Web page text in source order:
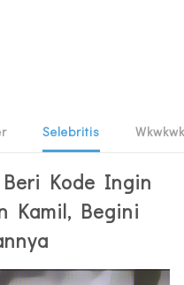
Selebritis Wkwkwk
Kode Ingin
Kamil, Begini